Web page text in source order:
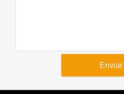
Enviar